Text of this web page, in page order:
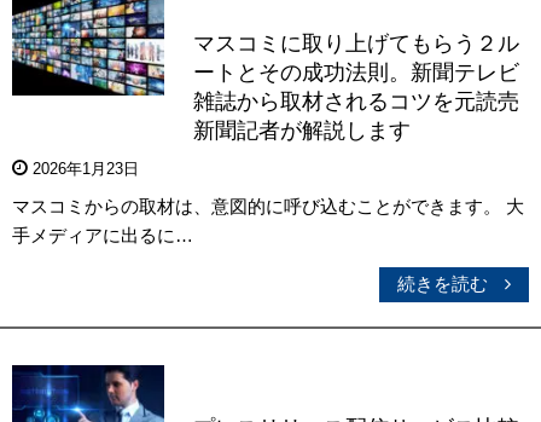
マスコミに取り上げてもらう２ル
ートとその成功法則。新聞テレビ
雑誌から取材されるコツを元読売
新聞記者が解説します
2026年1月23日
マスコミからの取材は、意図的に呼び込むことができます。 大
手メディアに出るに…
続きを読む